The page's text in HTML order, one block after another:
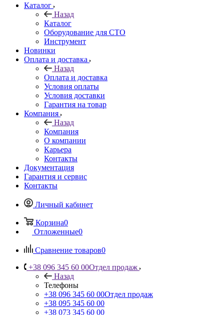
Каталог
Назад
Каталог
Оборудование для СТО
Инструмент
Новинки
Оплата и доставка
Назад
Оплата и доставка
Условия оплаты
Условия доставки
Гарантия на товар
Компания
Назад
Компания
О компании
Карьера
Контакты
Документация
Гарантия и сервис
Контакты
Личный кабинет
Корзина0
Отложенные0
Сравнение товаров0
+38 096 345 60 00Отдел продаж
Назад
Телефоны
+38 096 345 60 00Отдел продаж
+38 095 345 60 00
+38 073 345 60 00